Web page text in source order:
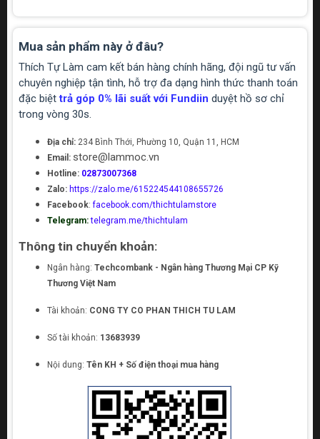
Mua sản phẩm này ở đâu?
Thích Tự Làm cam kết bán hàng chính hãng, đội ngũ tư vấn
chuyên nghiệp tận tình, hỗ trợ đa dạng hình thức thanh toán
đặc biệttrả góp 0% lãi suất với Fundiin duyệt hồ sơ chỉ
trong vòng 30s.
Địa chỉ: 234 Bình Thới, Phường 10, Quận 11, HCM
Email: store@lammoc.vn
Hotline: 02873007368
Zalo: https://zalo.me/615224544108655726
Facebook:facebook.com/thichtulamstore
Telegram: telegram.me/thichtulam
Thông tin chuyển khoản:
Ngân hàng: Techcombank - Ngân hàng Thương Mại CP Kỹ
Thương Việt Nam
Tài khoản: CONG TY CO PHAN THICH TU LAM
Số tài khoản: 13683939
Nội dung: Tên KH + Số điện thoại mua hàng